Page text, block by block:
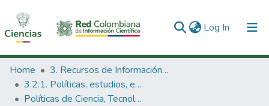
Log In (current)
Communities & Collections
All of DSpace
Home
3. Recursos de Información Científica y Tecnológica
3.2.1. Políticas, estudios, evaluaciones e indicadores de CTeI
Políticas de Ciencia, Tecnología e Innovación